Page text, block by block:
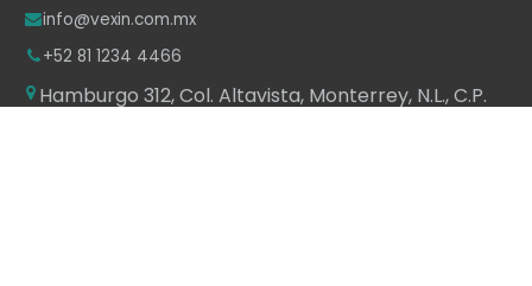
info@vexin.com.mx
+52 81 1234 4466
Hamburgo 312, Col. Altavista, Monterrey, N.L., C.P.